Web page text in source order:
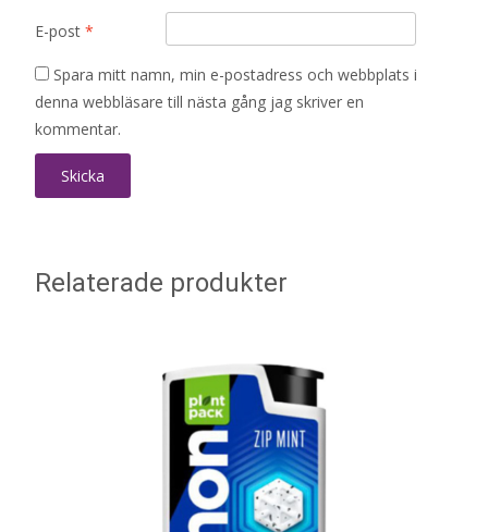
E-post *
Spara mitt namn, min e-postadress och webbplats i
denna webbläsare till nästa gång jag skriver en
kommentar.
Relaterade produkter